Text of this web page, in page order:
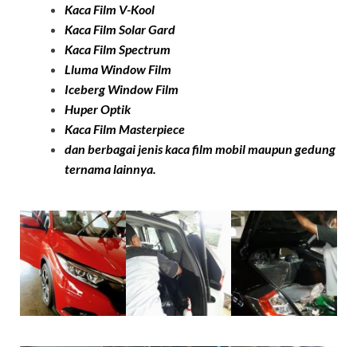
Kaca Film V-Kool
Kaca Film Solar Gard
Kaca Film Spectrum
Lluma Window Film
Iceberg Window Film
Huper Optik
Kaca Film Masterpiece
dan berbagai jenis kaca film mobil maupun gedung
ternama lainnya.